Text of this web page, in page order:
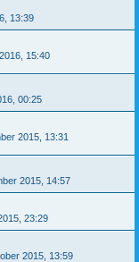
13:39
15:40
00:25
2015, 13:31
2015, 14:57
23:29
2015, 13:59